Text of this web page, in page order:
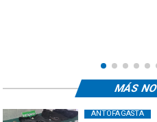
ANTOFAGASTA
MÁS